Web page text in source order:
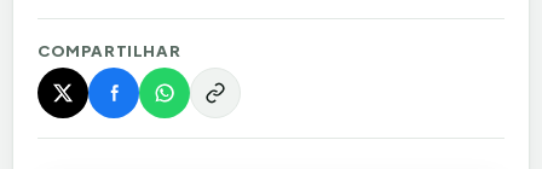
COMPARTILHAR